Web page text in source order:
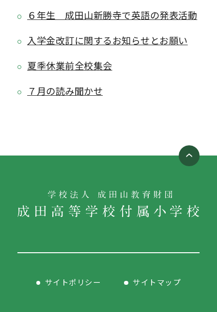
６年生 成田山新勝寺で英語の発表活動
入学金改訂に関するお知らせとお願い
夏季休業前全校集会
７月の読み聞かせ
サイトポリシー サイトマップ